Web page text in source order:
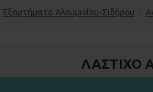
Εξαρτήματα Αλουμινίου-Σιδήρου
ΛΑΣΤΙΧΟ